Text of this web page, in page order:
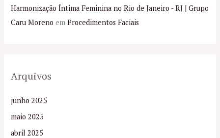
Harmonização Íntima Feminina no Rio de Janeiro - RJ | Grupo
Caru Moreno emProcedimentos Faciais
Arquivos
junho 2025
maio 2025
abril 2025